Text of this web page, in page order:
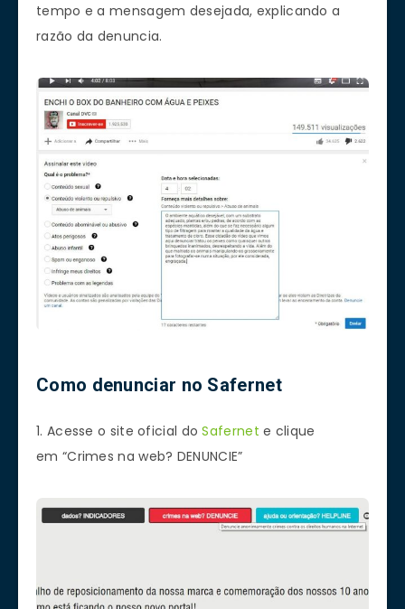
tempo e a mensagem desejada, explicando a
razão da denuncia.
Como denunciar no Safernet
1. Acesse o site oficial doSafernet e clique
em “Crimes na web? DENUNCIE”